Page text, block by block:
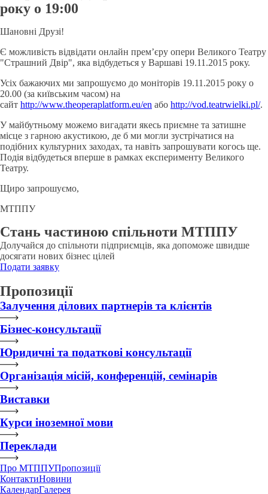
року о 19:00
Шановні Друзі!
Є можливість відвідати онлайн прем’єру опери Великого Театру
"Страшний Двір", яка відбудеться у Варшаві 19.11.2015 року.
Усіх бажаючих ми запрошуємо до моніторів 19.11.2015 року о
20.00 (за київським часом) на
сайт http://www.theoperaplatform.eu/en або http://vod.teatrwielki.pl/.
У майбутньому можемо вигадати якесь приємне та затишне
місце з гарною акустикою, де б ми могли зустрічатися на
подібних культурних заходах, та навіть запрошувати когось ще.
Подія відбудеться вперше в рамках експерименту Великого
Театру.
Щиро запрошуємо,
МТППУ
Стань частиною спільноти МТППУ
Долучайся до спільноти підприємців, яка допоможе швидше
досягати нових бізнес цілей
Подати заявку
Пропозиції
Залучення ділових партнерів та клієнтів
Бізнес-консультації
Юридичні та податкові консультації
Організація місій, конференцій, семінарів
Виставки
Курси іноземної мови
Переклади
Про МТППУПропозиції
КонтактиНовини
КалендарГалерея